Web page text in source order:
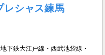
レシャス練馬
下鉄大江戸線・西武池袋線・